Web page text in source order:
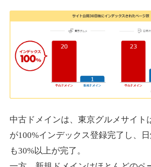
詳細を見る
詳細を見る
actagainstaids.com
ジャンルその他
DA38 外部リンク数527 ドメイン
10,800円 入札 0件
中古ドメインは、東京グルメサイト
が100%インデックス登録完了し、
も30%以上が完了。